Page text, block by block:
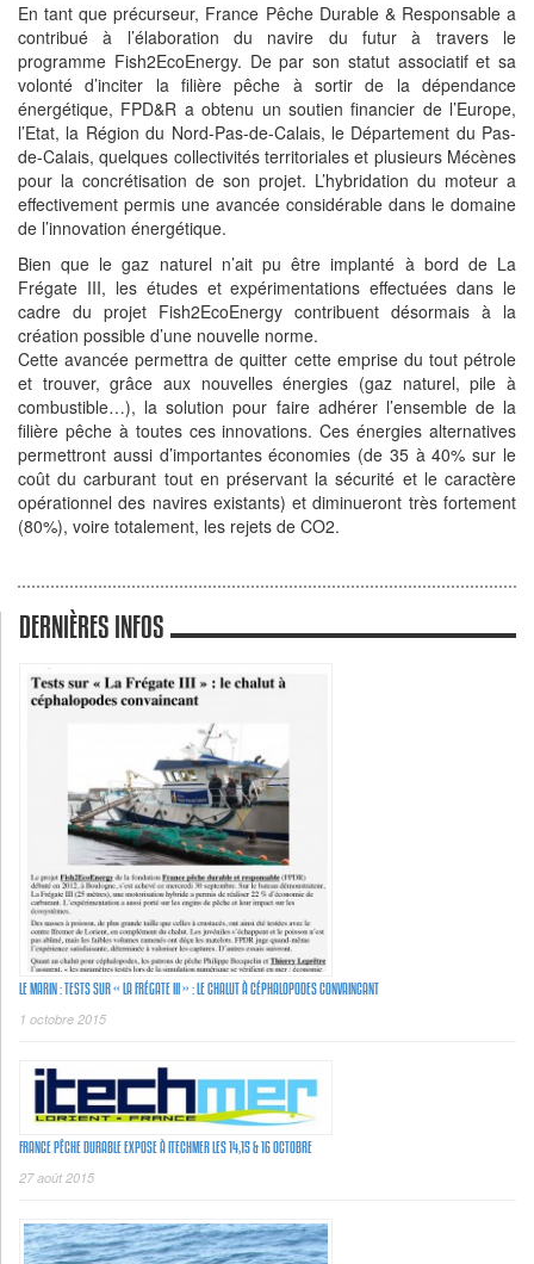
En tant que précurseur, France Pêche Durable & Responsable a
contribué à l’élaboration du navire du futur à travers le
programme Fish2EcoEnergy. De par son statut associatif et sa
volonté d’inciter la filière pêche à sortir de la dépendance
énergétique, FPD&R a obtenu un soutien financier de l’Europe,
l’Etat, la Région du Nord-Pas-de-Calais, le Département du Pas-
de-Calais, quelques collectivités territoriales et plusieurs Mécènes
pour la concrétisation de son projet. L’hybridation du moteur a
effectivement permis une avancée considérable dans le domaine
de l’innovation énergétique.
Bien que le gaz naturel n’ait pu être implanté à bord de La
Frégate III, les études et expérimentations effectuées dans le
cadre du projet Fish2EcoEnergy contribuent désormais à la
création possible d’une nouvelle norme.
Cette avancée permettra de quitter cette emprise du tout pétrole
et trouver, grâce aux nouvelles énergies (gaz naturel, pile à
combustible…), la solution pour faire adhérer l’ensemble de la
filière pêche à toutes ces innovations. Ces énergies alternatives
permettront aussi d’importantes économies (de 35 à 40% sur le
coût du carburant tout en préservant la sécurité et le caractère
opérationnel des navires existants) et diminueront très fortement
(80%), voire totalement, les rejets de CO2.
DERNIÈRES INFOS
LE MARIN : TESTS SUR « LA FRÉGATE III » : LE CHALUT À CÉPHALOPODES CONVAINCANT
1 octobre 2015
FRANCE PÊCHE DURABLE EXPOSE À ITECHMER LES 14,15 & 16 OCTOBRE
27 août 2015